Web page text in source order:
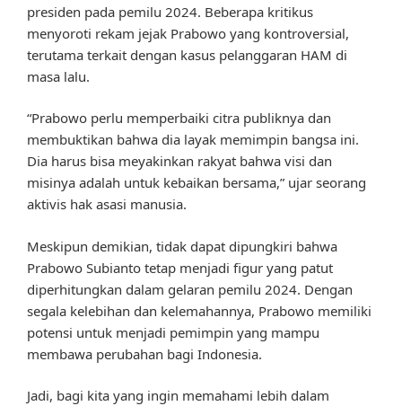
presiden pada pemilu 2024. Beberapa kritikus
menyoroti rekam jejak Prabowo yang kontroversial,
terutama terkait dengan kasus pelanggaran HAM di
masa lalu.
“Prabowo perlu memperbaiki citra publiknya dan
membuktikan bahwa dia layak memimpin bangsa ini.
Dia harus bisa meyakinkan rakyat bahwa visi dan
misinya adalah untuk kebaikan bersama,” ujar seorang
aktivis hak asasi manusia.
Meskipun demikian, tidak dapat dipungkiri bahwa
Prabowo Subianto tetap menjadi figur yang patut
diperhitungkan dalam gelaran pemilu 2024. Dengan
segala kelebihan dan kelemahannya, Prabowo memiliki
potensi untuk menjadi pemimpin yang mampu
membawa perubahan bagi Indonesia.
Jadi, bagi kita yang ingin memahami lebih dalam